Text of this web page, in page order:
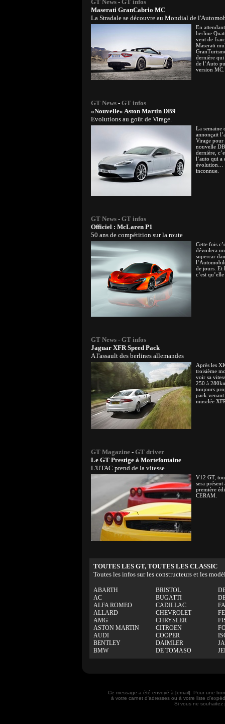
GT News - GT infos
Maserati GranCabrio MC
La Stradale se découvre au Mondial de
En
berline
vent de
Maserati
dernière
de l’Auto
version MC.
GT News - GT infos
«Nouvelle» Aston Martin DB9
Evolutions au goût de Virage.
La semaine
annonçait
Virage pour
nouvelle
dernière,
l’auto qui a
évolution…
inconnue.
GT News - GT infos
Officiel : McLaren P1
50 ans de compétition sur la route
Cette fois
dévoilera
supercar
de jours. Et
c’est
GT News - GT infos
Jaguar XFR Speed Pack
A l'assault des berlines allemandes
Après les
troisième
voir sa
250 à
toujours
pack
musclée
GT Magazine - GT driver
Le GT Prestige à Mortefontaine
L'UTAC prend de la vitesse
V12 GT,
sera
première
CERAM.
TOUTES LES GT, TOUTES LES CLASSIC
Toutes les infos sur les constructeurs et les
ABARTH
AC
ALFA ROMEO
ALLARD
AMG
ASTON MARTIN
AUDI
BENTLEY
BMW
BRISTOL
BUGATTI
CADILLAC
CHEVROLET
CHRYSLER
CITROEN
COOPER
DAIMLER
DE TOMASO
Ce message a été envoyé à [email]. Pour une
à votre carnet d'adresses ou à votre liste
Si vous ne souhaitez